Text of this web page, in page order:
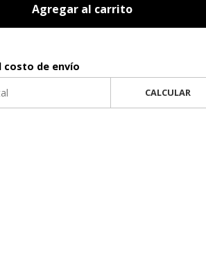
Agregar al carrito
costo de envío
CALCULAR